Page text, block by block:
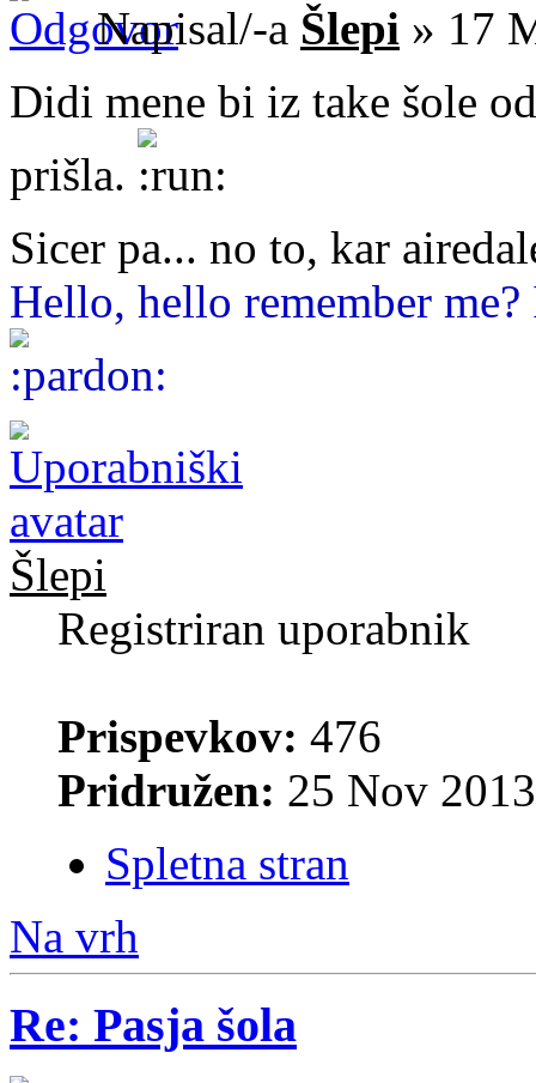
Napisal/-a Šlepi » 17
Didi mene bi iz take šole
prišla.
Sicer pa... no to, kar
Hello, hello remember
Šlepi
Registriran uporabnik
Prispevkov: 476
Pridružen: 25 Nov
Spletna stran
Na vrh
Re: Pasja šola